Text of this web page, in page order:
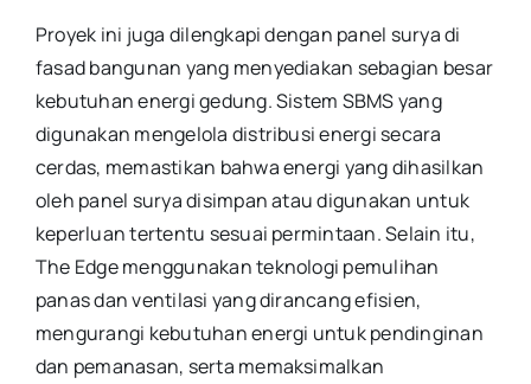
Proyek ini juga dilengkapi dengan panel surya di
fasad bangunan yang menyediakan sebagian besar
kebutuhan energi gedung. Sistem SBMS yang
digunakan mengelola distribusi energi secara
cerdas, memastikan bahwa energi yang dihasilkan
oleh panel surya disimpan atau digunakan untuk
keperluan tertentu sesuai permintaan. Selain itu,
The Edge menggunakan teknologi pemulihan
panas dan ventilasi yang dirancang efisien,
mengurangi kebutuhan energi untuk pendinginan
dan pemanasan, serta memaksimalkan